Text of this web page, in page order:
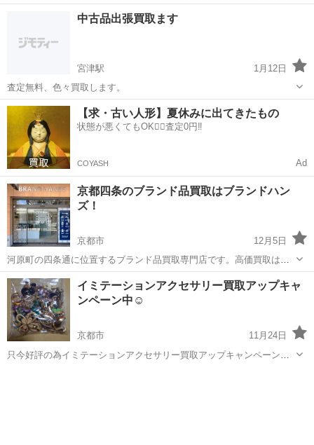
ランド品をはじめ、お客様がご家庭で使わなくなったお品物を買取し
ております！お品物に応じた当社独自の販路を確保しておりますの
リサイクルショップ
中古品出張買取ます
宮津駅
1月12日
査定無料、色々買取します。
京都 相楽郡 宮津駅 リサイクルショップ 無料
【求・古い人形】夏休みに出てきたもの
状態が悪くてもOK🙆‍♀️査定0円‼️
COYASH Ad
京都四条のブランド品買取はブランドハン
ズ！
京都市
12月5日
河原町の四条通に位置するブランド品買取専門店です。高価買取はも
ちろんご相談、査定額だけのご来店も歓迎しております。譲り受けた
宝石の価値が知りたい、金の価格が知りたい、ぼろぼろだけど買取で
きる？などどんなことでもお気軽にご相談...
京都 京都市 リサイクルショップ 買取
イミテーションアクセサリー買取アップキャ
ンペーン中☺️
京都市
11月24日
只今好評の為イミテーションアクセサリー買取アップキャンペーン中